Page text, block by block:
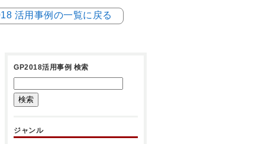
活用事例の一覧に戻る
GP2018活用事例 検索
ジャンル